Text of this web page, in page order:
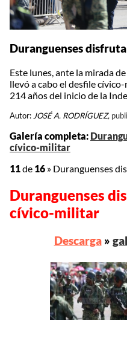
Duranguenses
Este lunes, ante la mirada
llevó a cabo el desfile
214 años del inicio de la
Autor: JOSÉ A. RODRÍGUEZ,
Galería completa:
cívico-militar
11de 16 » Duranguenses
Duranguenses
cívico-militar
Descarga»